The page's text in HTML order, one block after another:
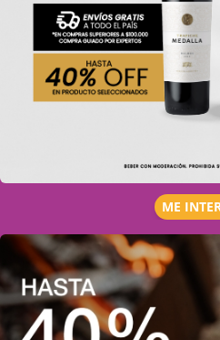
ME